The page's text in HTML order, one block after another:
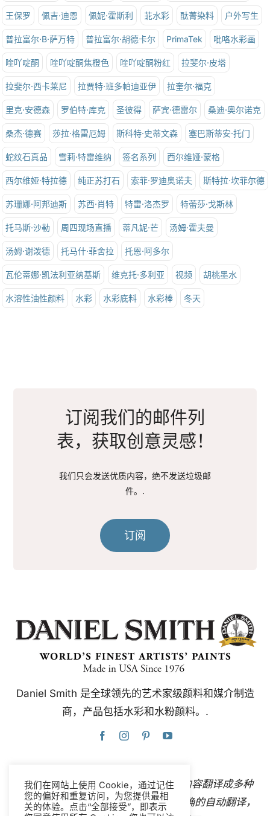
王保罗 佩吉·迪恩 佩妮·霍斯利 苝水彩 酞菁染料 户外写生
普拉富尔·B·萨万特 普拉富尔·胡德卡尔 PrimaTek 吡咯水彩画
喹吖啶酮 喹吖啶酮焦橙色 喹吖啶酮粉红 拉斐尔·皮塔
拉斐尔·西卡莱尼 拉贾特·班多帕迪亚伊 拉奎尔·福克
里克·安德森 罗伯特·库克 圣彼得 萨宾·德雷尔 桑迪·奥尔诺克
桑杰·德赛 莎拉·格雷厄姆 斯科特·史蒂文森 塞巴斯蒂安·托门
蛇纹石真品 雪莉·特雷维纳 签名系列 西尔维娅·蒙格
西尔维娅·特拉德 纯正苏打石 索菲·罗迪奥诺夫 斯特拉·坎菲尔德
苏珊娜·阿邦迪斯 苏西·肖特 特雷·洛杰罗 特蕾莎·戈斯林
托马斯·沙勒 周四现场直播 蒂凡妮·芒 汤姆·霍夫曼
汤姆·谢泼德 托马什·菲舍拉 托恩·阿多尔
瓦伦蒂娜·凯法利亚纳基斯 维克托·多利亚 视频 胡桃墨水
水溶性油性颜料 水彩 水彩底料 水彩棒 冬天
订阅我们的邮件列
表，获取创意灵感！
我们只会发送优质内容，绝不发送垃圾邮
件。.
订阅
Daniel Smith 是全球领先的艺术家级颜料和媒介制造
商，产品包括水彩和水粉颜料。.
本网站使用谷歌翻译，可即时自动将内容翻译成多种
语言。联系我们如果您发现任何不准确的自动翻译，
我们在网站上使用 Cookie，通过记住
您的偏好和重复访问，为您提供最相
关的体验。点击“全部接受”，即表示